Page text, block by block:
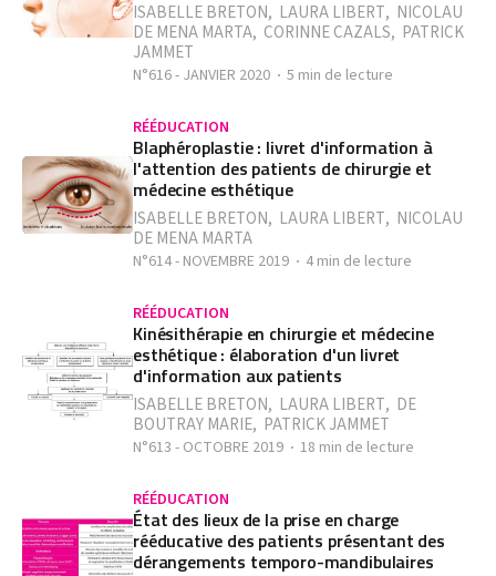
ISABELLE BRETON, LAURA LIBERT, NICOLAU
DE MENA MARTA, CORINNE CAZALS, PATRICK
JAMMET
N°616 - JANVIER 2020 5 min de lecture
RÉÉDUCATION
Blaphéroplastie : livret d'information à
l'attention des patients de chirurgie et
médecine esthétique
ISABELLE BRETON, LAURA LIBERT, NICOLAU
DE MENA MARTA
N°614 - NOVEMBRE 2019 4 min de lecture
RÉÉDUCATION
Kinésithérapie en chirurgie et médecine
esthétique : élaboration d'un livret
d'information aux patients
ISABELLE BRETON, LAURA LIBERT, DE
BOUTRAY MARIE, PATRICK JAMMET
N°613 - OCTOBRE 2019 18 min de lecture
RÉÉDUCATION
État des lieux de la prise en charge
rééducative des patients présentant des
dérangements temporo-mandibulaires